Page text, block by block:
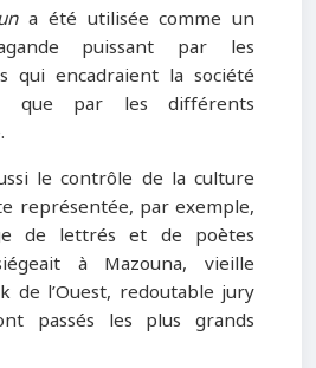
a été utilisée comme un
puissant par les
qui encadraient la société
que par les différents
le contrôle de la culture
représentée, par exemple,
de lettrés et de poètes
à Mazouna, vieille
de l’Ouest, redoutable jury
passés les plus grands